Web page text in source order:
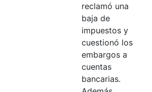
reclamó una
baja de
impuestos y
cuestionó los
embargos a
cuentas
bancarias.